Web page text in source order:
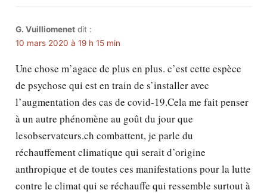
G. Vuilliomenet dit :
10 mars 2020 à 19 h 15 min
Une chose m’agace de plus en plus. c’est cette espèce
de psychose qui est en train de s’installer avec
l’augmentation des cas de covid-19.Cela me fait penser
à un autre phénomène au goût du jour que
lesobservateurs.ch combattent, je parle du
réchauffement climatique qui serait d’origine
anthropique et de toutes ces manifestations pour la lutte
contre le climat qui se réchauffe qui ressemble surtout à